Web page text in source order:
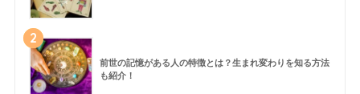
2
前世の記憶がある人の特徴とは？生まれ変わりを知る方法
も紹介！